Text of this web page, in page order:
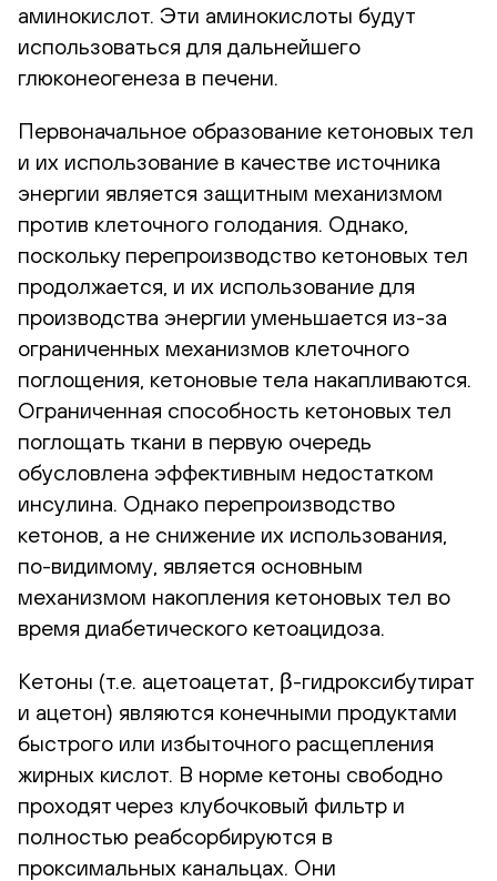
аминокислот. Эти аминокислоты будут
использоваться для дальнейшего
глюконеогенеза в печени.
Первоначальное образование кетоновых тел
и их использование в качестве источника
энергии является защитным механизмом
против клеточного голодания. Однако,
поскольку перепроизводство кетоновых тел
продолжается, и их использование для
производства энергии уменьшается из-за
ограниченных механизмов клеточного
поглощения, кетоновые тела накапливаются.
Ограниченная способность кетоновых тел
поглощать ткани в первую очередь
обусловлена эффективным недостатком
инсулина. Однако перепроизводство
кетонов, а не снижение их использования,
по-видимому, является основным
механизмом накопления кетоновых тел во
время диабетического кетоацидоза.
Кетоны (т.е. ацетоацетат, β-гидроксибутират
и ацетон) являются конечными продуктами
быстрого или избыточного расщепления
жирных кислот. В норме кетоны свободно
проходят через клубочковый фильтр и
полностью реабсорбируются в
проксимальных канальцах. Они